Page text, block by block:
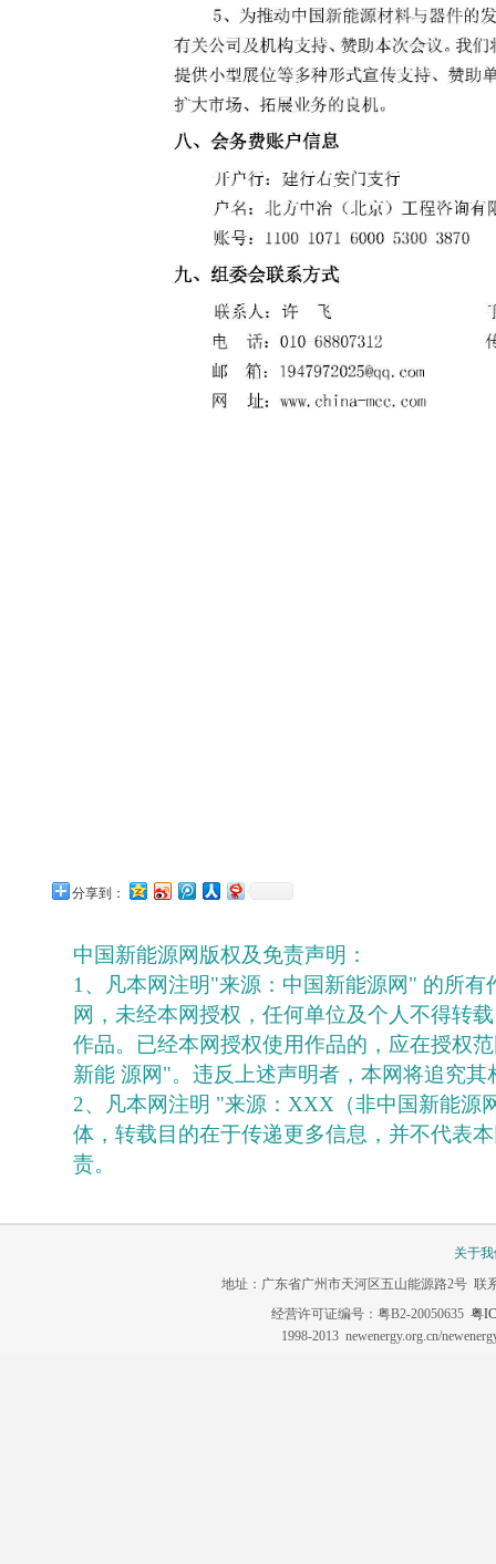
分享到：
中国新能源网版权及免责声明：
1、凡本网注明"来源：中国新能源网" 的所
网，未经本网授权，任何单位及个人不得转
作品。已经本网授权使用作品的，应在授权
新能 源网"。违反上述声明者，本网将追究其
2、凡本网注明 "来源：XXX（非中国新能源
体，转载目的在于传递更多信息，并不代表
责。
关于
地址：广东省广州市天河区五山能源路2号 联
经营许可证编号：粤B2-20050635 粤
1998-2013 newenergy.org.cn/